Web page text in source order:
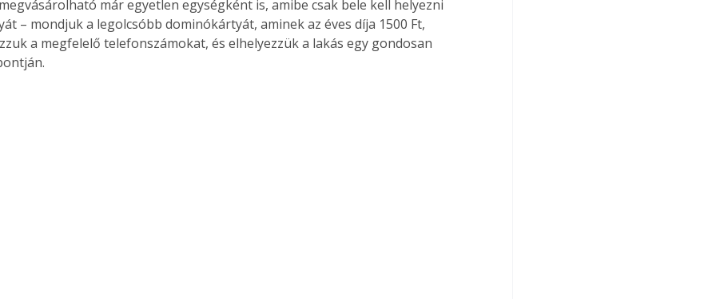
Old
új,
egyedi
párosítással kedvezményes
áron, 0 Ft postaköltséggel
megrendelhetők!
már egyetlen egységként is, amibe csak bele kell helyezni
– mondjuk a legolcsóbb dominókártyát, aminek az éves díja 1500 Ft,
a megfelelő telefonszámokat, és elhelyezzük a lakás egy gondosan